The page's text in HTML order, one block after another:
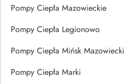
Pompy Ciepła Mazowieckie
Pompy Ciepła Legionowo
Pompy Ciepła Mińsk Mazowiecki
Pompy Ciepła Marki